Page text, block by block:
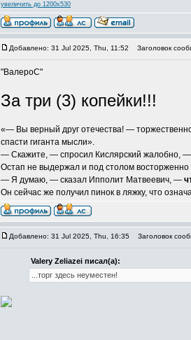
увеличить до 1200x530
Добавлено: 31 Jul 2025, Thu, 11:52 Заголовок
"ВалероС"
За три (3) копейки!!!
«— Вы верный друг отечества! —
спасти гиганта мысли».
— Скажите, — спросил Кислярский жалобно, —
Остап не выдержал и под столом
— Я думаю, — сказал Ипполит Матвеевич, —
Он сейчас же получил пинок в ляжку, что
Добавлено: 31 Jul 2025, Thu, 16:35 Заголовок
Valery Zeliazei писал(а):
...торг здесь неуместен!